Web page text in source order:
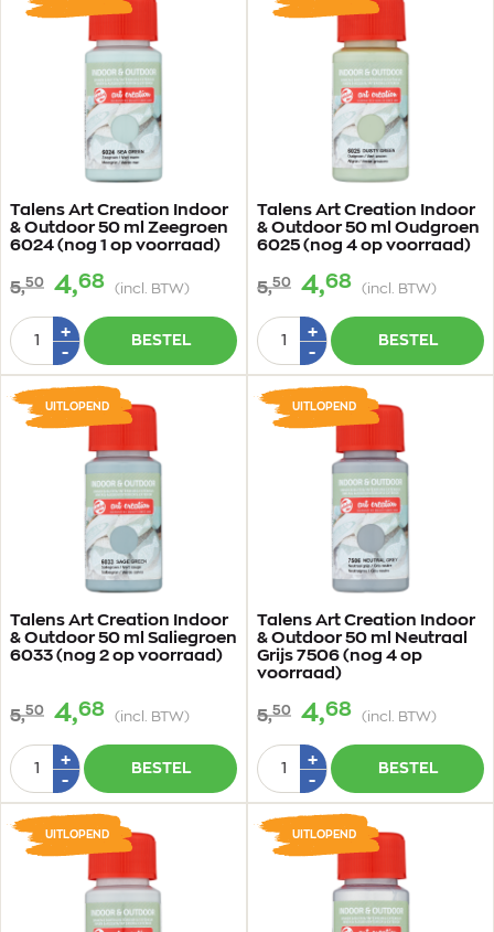
Talens Art Creation Indoor
& Outdoor 50 ml Zeegroen
6024 (nog 1 op voorraad)
5,50 4,68 (incl. BTW)
Aantal
+Plus
-Min
1
BESTEL
Talens Art Creation Indoor
& Outdoor 50 ml Oudgroen
6025 (nog 4 op voorraad)
5,50 4,68 (incl. BTW)
Aantal
+Plus
-Min
1
BESTEL
Talens Art Creation Indoor
& Outdoor 50 ml Saliegroen
6033 (nog 2 op voorraad)
5,50 4,68 (incl. BTW)
UITLOPEND
Aantal
+Plus
-Min
1
BESTEL
Talens Art Creation Indoor
& Outdoor 50 ml Neutraal
Grijs 7506 (nog 4 op
voorraad)
5,50 4,68 (incl. BTW)
UITLOPEND
Aantal
+Plus
-Min
1
BESTEL
UITLOPEND UITLOPEND